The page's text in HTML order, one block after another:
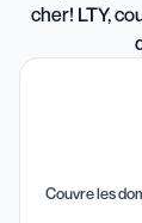
cher! LTY,
Couvre les